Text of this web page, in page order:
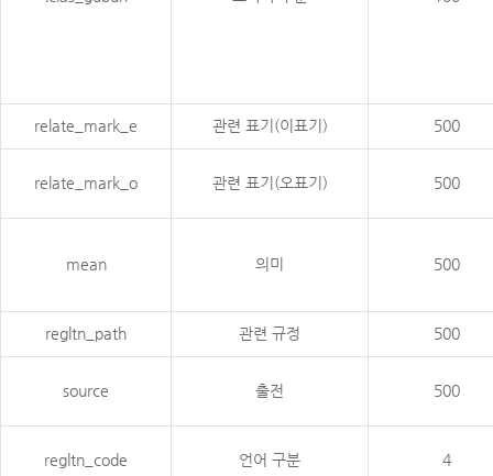
relate_mark_e 관련 표기(이표기) 500
relate_mark_o 관련 표기(오표기) 500
mean 의미 500
regltn_path 관련 규정 500
source 출전 500
regltn_code 언어 구분 4